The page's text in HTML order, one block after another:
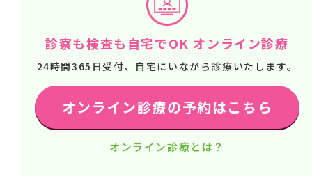
診察も検査も自宅でOK オンライン診療
24時間365日受付、自宅にいながら診療いたします。
オンライン診療の予約はこちら
オンライン診療とは？